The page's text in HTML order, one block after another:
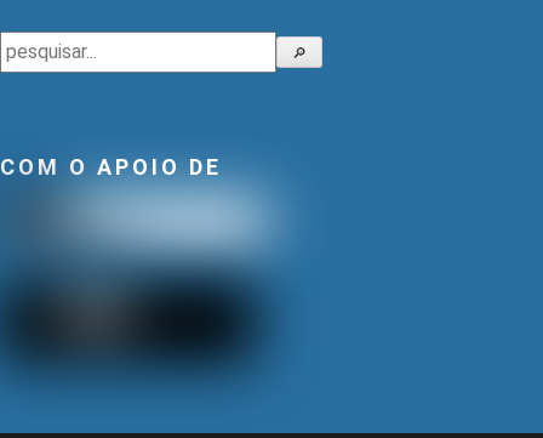
Pesquisar 🔎
COM O APOIO DE